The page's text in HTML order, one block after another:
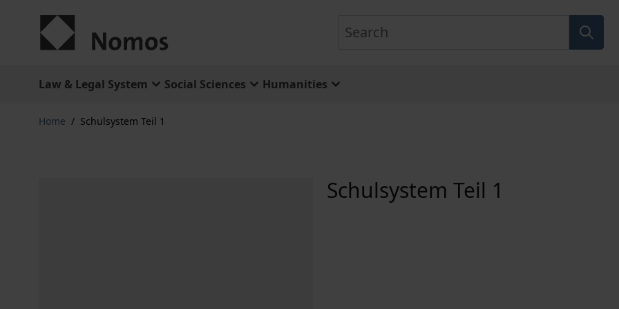
Law & Legal System Social Sciences Humanities
Home / Schulsystem Teil 1
Schulsystem Teil 1